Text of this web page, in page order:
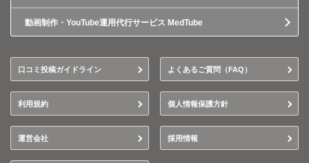
動画制作・YouTube運用代行サービス MedTube
口コミ投稿ガイドライン よくあるご質問（FAQ）
利用規約 個人情報保護方針
運営会社 採用情報